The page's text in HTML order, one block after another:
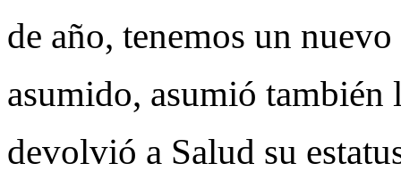
de año, tenemos un
asumido, asumió también
devolvió a Salud su